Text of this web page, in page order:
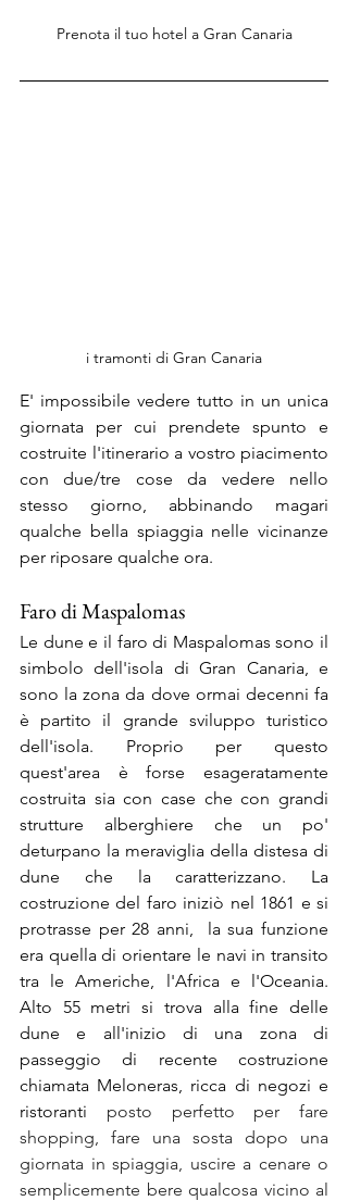
Prenota il tuo hotel a Gran Canaria
i tramonti di Gran Canaria
E' impossibile vedere tutto in un unica
giornata per cui prendete spunto e
costruite l'itinerario a vostro piacimento
con due/tre cose da vedere nello
stesso giorno, abbinando magari
qualche bella spiaggia nelle vicinanze
per riposare qualche ora.
Faro di Maspalomas
Le dune e il faro di Maspalomas sono il
simbolo dell'isola di Gran Canaria, e
sono la zona da dove ormai decenni fa
è partito il grande sviluppo turistico
dell'isola. Proprio per questo
quest'area è forse esageratamente
costruita sia con case che con grandi
strutture alberghiere che un po'
deturpano la meraviglia della distesa di
dune che la caratterizzano. La
costruzione del faro iniziò nel 1861 e si
protrasse per 28 anni,  la sua funzione
era quella di orientare le navi in transito
tra le Americhe, l'Africa e l'Oceania.
Alto 55 metri si trova alla fine delle
dune e all'inizio di una zona di
passeggio di recente costruzione
chiamata Meloneras, ricca di negozi e
ristoranti posto perfetto per fare
shopping, fare una sosta dopo una
giornata in spiaggia, uscire a cenare o
semplicemente bere qualcosa vicino al